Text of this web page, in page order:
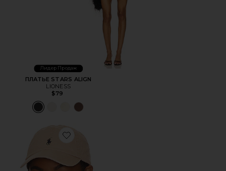
Лидер Продаж
ПЛАТЬЕ STARS ALIGN
LIONESS
$79
Favorite ШЛЯПА